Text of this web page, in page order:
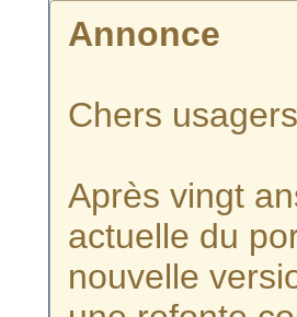
Annonce
Chers
Après vingt
actuelle du
nouvelle